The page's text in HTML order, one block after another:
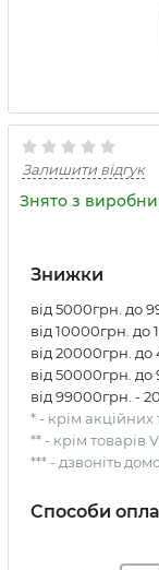
Залишити відгук
Знято з
Знижки
від 5000грн. до
від 10000грн. до
від 20000грн. до
від 50000грн. до
від 99000грн. -
* - крім акційних
** - крім товарів
*** - дзвоніть
Способи